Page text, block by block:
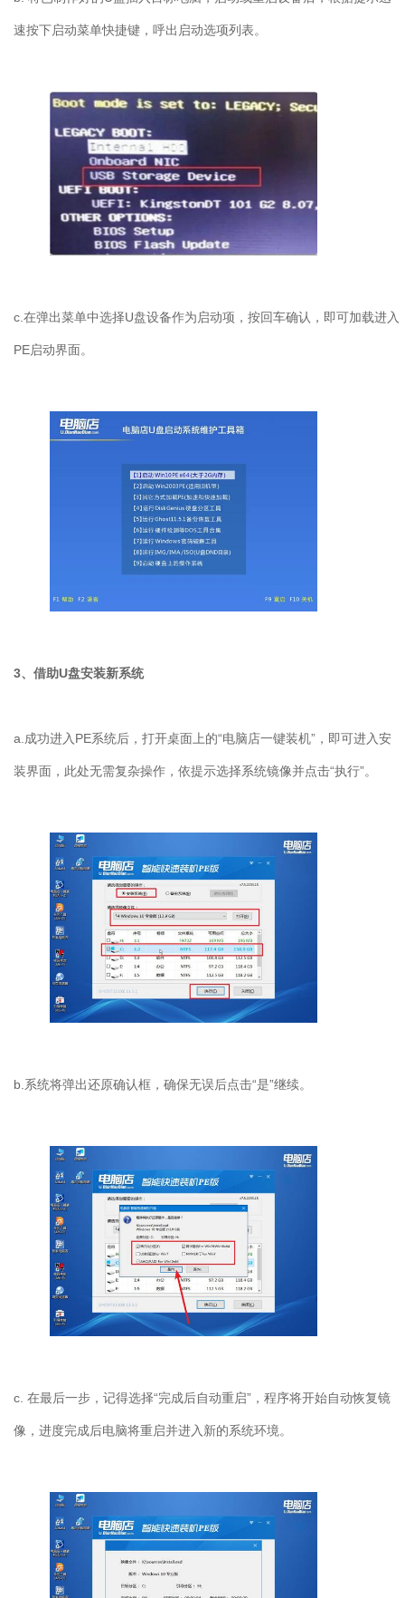
速按下启动菜单快捷键，呼出启动选项列表。
c.在弹出菜单中选择U盘设备作为启动项，按回车确认，即可加载进入
PE启动界面。
3、借助U盘安装新系统
a.成功进入PE系统后，打开桌面上的“电脑店一键装机”，即可进入安
装界面，此处无需复杂操作，依提示选择系统镜像并点击“执行”。
b.系统将弹出还原确认框，确保无误后点击“是”继续。
c. 在最后一步，记得选择“完成后自动重启”，程序将开始自动恢复镜
像，进度完成后电脑将重启并进入新的系统环境。